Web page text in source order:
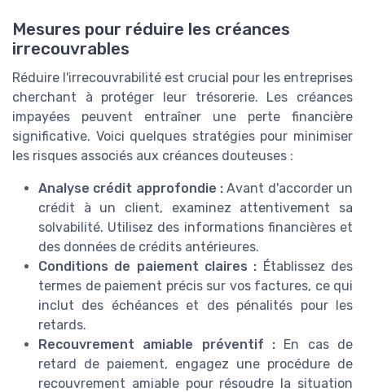
Mesures pour réduire les créances
irrecouvrables
Réduire l'irrecouvrabilité est crucial pour les entreprises
cherchant à protéger leur trésorerie. Les créances
impayées peuvent entraîner une perte financière
significative. Voici quelques stratégies pour minimiser
les risques associés aux créances douteuses :
Analyse crédit approfondie : Avant d'accorder un
crédit à un client, examinez attentivement sa
solvabilité. Utilisez des informations financières et
des données de crédits antérieures.
Conditions de paiement claires : Établissez des
termes de paiement précis sur vos factures, ce qui
inclut des échéances et des pénalités pour les
retards.
Recouvrement amiable préventif : En cas de
retard de paiement, engagez une procédure de
recouvrement amiable pour résoudre la situation